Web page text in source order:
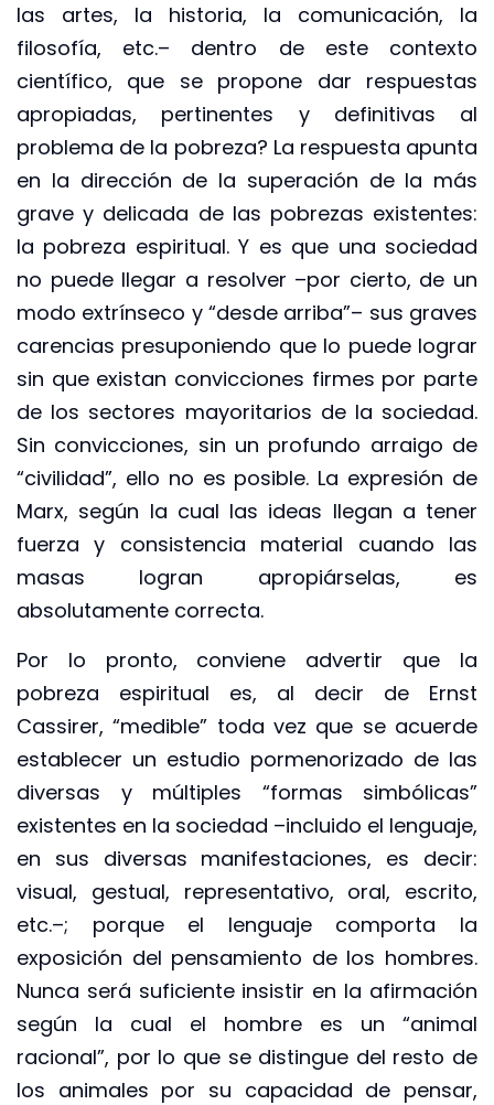
las artes, la historia, la comunicación, la
filosofía, etc.– dentro de este contexto
científico, que se propone dar respuestas
apropiadas, pertinentes y definitivas al
problema de la pobreza? La respuesta apunta
en la dirección de la superación de la más
grave y delicada de las pobrezas existentes:
la pobreza espiritual. Y es que una sociedad
no puede llegar a resolver –por cierto, de un
modo extrínseco y “desde arriba”– sus graves
carencias presuponiendo que lo puede lograr
sin que existan convicciones firmes por parte
de los sectores mayoritarios de la sociedad.
Sin convicciones, sin un profundo arraigo de
“civilidad”, ello no es posible. La expresión de
Marx, según la cual las ideas llegan a tener
fuerza y consistencia material cuando las
masas logran apropiárselas, es
absolutamente correcta.
Por lo pronto, conviene advertir que la
pobreza espiritual es, al decir de Ernst
Cassirer, “medible” toda vez que se acuerde
establecer un estudio pormenorizado de las
diversas y múltiples “formas simbólicas”
existentes en la sociedad –incluido el lenguaje,
en sus diversas manifestaciones, es decir:
visual, gestual, representativo, oral, escrito,
etc.–; porque el lenguaje comporta la
exposición del pensamiento de los hombres.
Nunca será suficiente insistir en la afirmación
según la cual el hombre es un “animal
racional”, por lo que se distingue del resto de
los animales por su capacidad de pensar,